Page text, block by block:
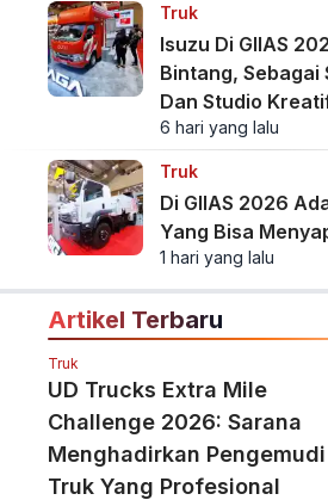
Truk
Isuzu Di GIIAS
Bintang, Sebagai
Dan Studio
6 hari yang lalu
Truk
Di GIIAS 2026
Yang Bisa
1 hari yang lalu
Artikel Terbaru
Truk
UD Trucks Extra Mile
Challenge 2026: Sarana
Menghadirkan Pengemudi
Truk Yang Profesional